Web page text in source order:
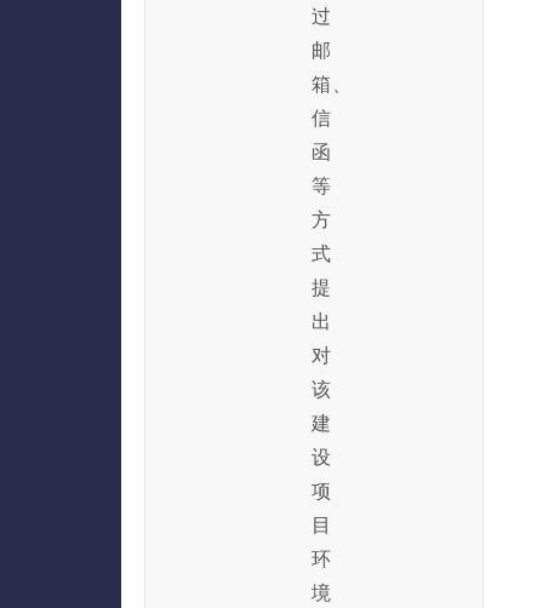
过
邮
箱、
信
函
等
方
式
提
出
对
该
建
设
项
目
环
境